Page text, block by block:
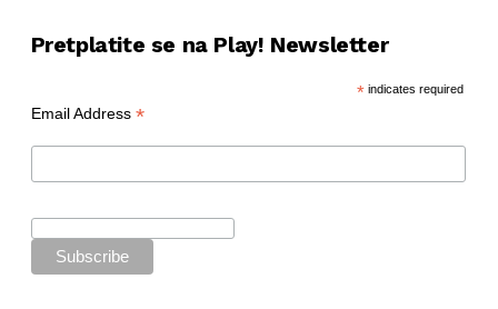
Pretplatite se na Play! Newsletter
*indicates required
Email Address *